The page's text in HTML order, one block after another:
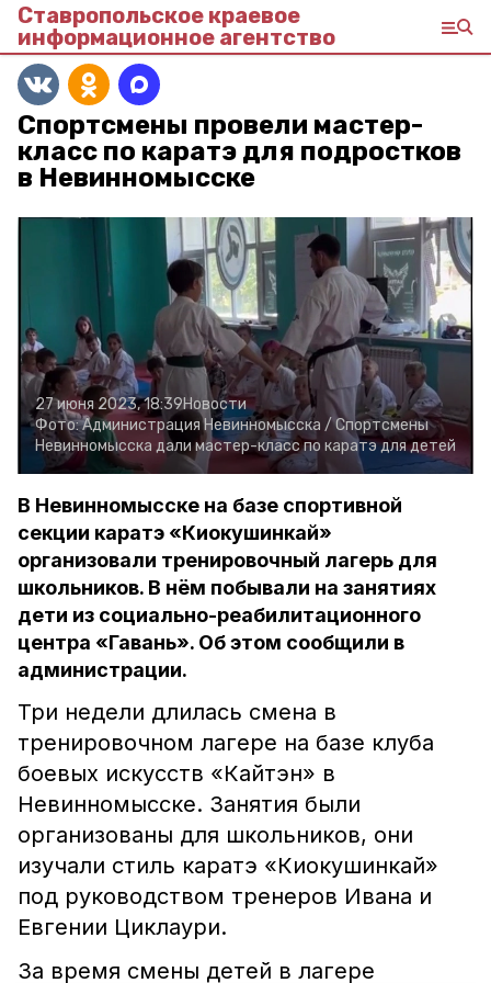
Ставропольское краевое
информационное агентство
Спортсмены провели мастер-
класс по каратэ для подростков
в Невинномысске
27 июня 2023, 18:39Новости
Фото:Администрация Невинномысска /Спортсмены
Невинномысска дали мастер-класс по каратэ для детей
В Невинномысске на базе спортивной
секции каратэ «Киокушинкай»
организовали тренировочный лагерь для
школьников. В нём побывали на занятиях
дети из социально-реабилитационного
центра «Гавань». Об этом сообщили в
администрации.
Три недели длилась смена в
тренировочном лагере на базе клуба
боевых искусств «Кайтэн» в
Невинномысске. Занятия были
организованы для школьников, они
изучали стиль каратэ «Киокушинкай»
под руководством тренеров Ивана и
Евгении Циклаури.
За время смены детей в лагере